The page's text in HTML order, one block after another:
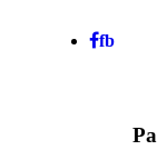
fb